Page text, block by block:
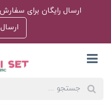
ارسال رایگان برای سفارش های